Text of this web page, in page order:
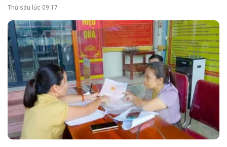
Thứ sáu lúc 09:17